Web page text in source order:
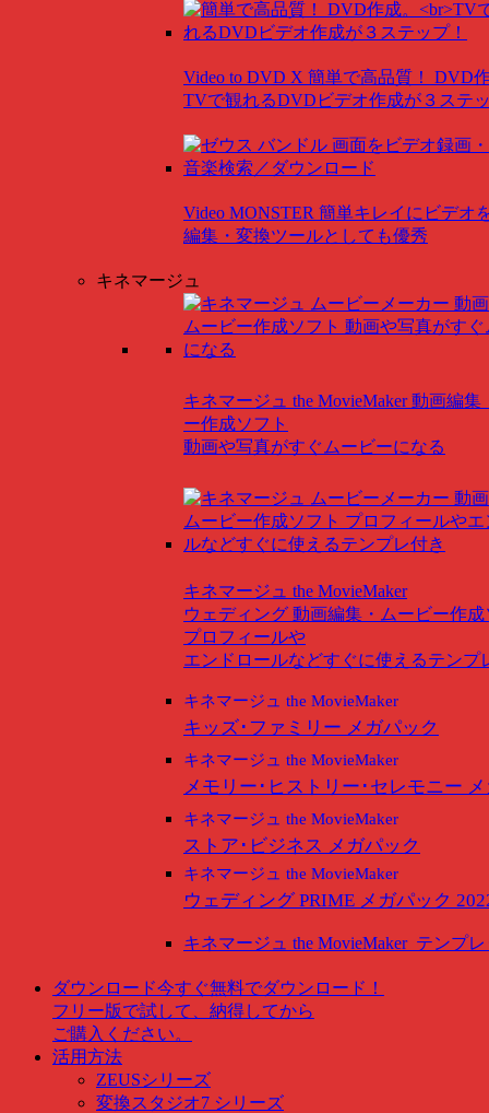
Video to DVD X 簡単で高品質！ DVD
TVで観れるDVDビデオ作成が３ステ
Video MONSTER 簡単キレイにビデオ
編集・変換ツールとしても優秀
キネマージュ
キネマージュ the MovieMaker 動画編集
ー作成ソフト
動画や写真がすぐムービーになる
キネマージュ the MovieMaker
ウェディング 動画編集・ムービー作成
プロフィールや
エンドロールなどすぐに使えるテンプ
キネマージュ the MovieMaker
キッズ･ファミリー メガパック
キネマージュ the MovieMaker
メモリー･ヒストリー･セレモニー
キネマージュ the MovieMaker
ストア･ビジネス メガパック
キネマージュ the MovieMaker
ウェディング PRIME メガパック
キネマージュ the MovieMakerテンプ
ダウンロード今すぐ無料でダウンロード！
フリー版で試して、納得してから
ご購入ください。
活用方法
ZEUSシリーズ
変換スタジオ7 シリーズ